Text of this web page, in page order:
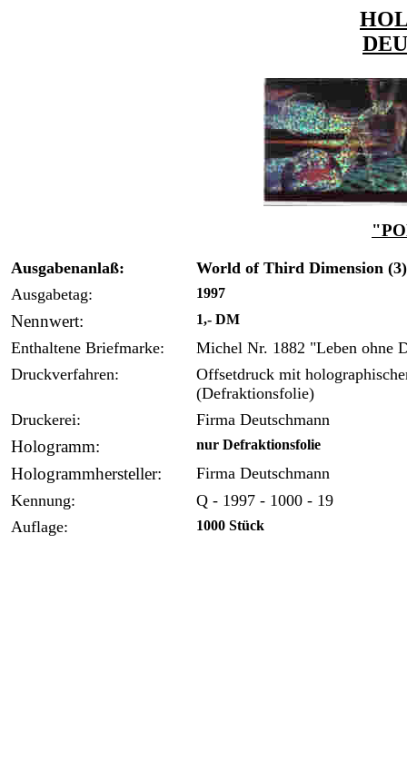
Ausgabenanlaß:
World of Third Dimension (3)
Ausgabetag:
1997
Nennwert: 1,- DM
Enthaltene Briefmarke:
Michel Nr. 1882 "Leben ohne
Druckverfahren:
Offsetdruck mit
(Defraktionsfolie)
Druckerei:
Firma Deutschmann
Hologramm: nur Defraktionsfolie
Hologrammhersteller:
Firma Deutschmann
Kennung:
Q - 1997 - 1000 - 19
Auflage:
1000 Stück